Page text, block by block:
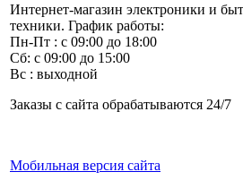
Интернет-магазин электроники и
техники. График работы:
Пн-Пт : с 09:00 до 18:00
Сб: с 09:00 до 15:00
Вс : выходной
Заказы с сайта обрабатываются 24/7
Мобильная версия сайта